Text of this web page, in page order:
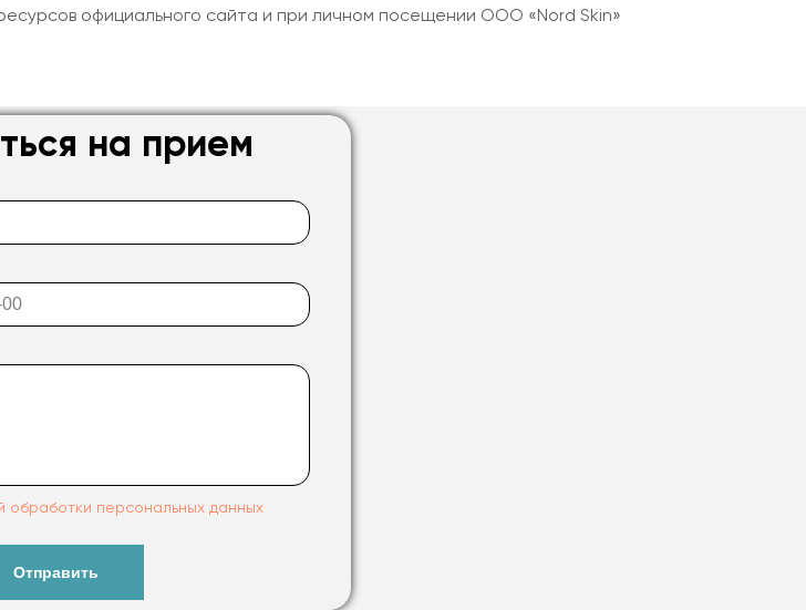
официального сайта и при личном посещении ООО «Nord Skin»
на прием
обработки персональных данных
Отправить